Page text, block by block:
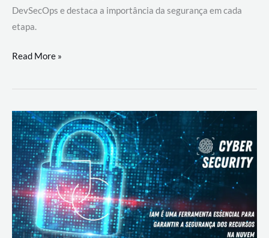
DevSecOps e destaca a importância da segurança em cada
etapa.
DevSecOps
Prática:
Desenvolvimento,
Segurança
e
Operações
Read More »